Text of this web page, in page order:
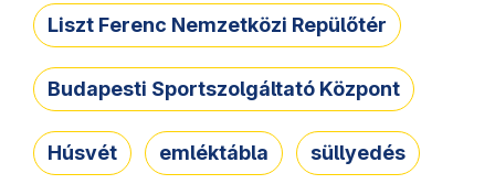
Liszt Ferenc Nemzetközi Repülőtér
Budapesti Sportszolgáltató Központ
Húsvét emléktábla süllyedés